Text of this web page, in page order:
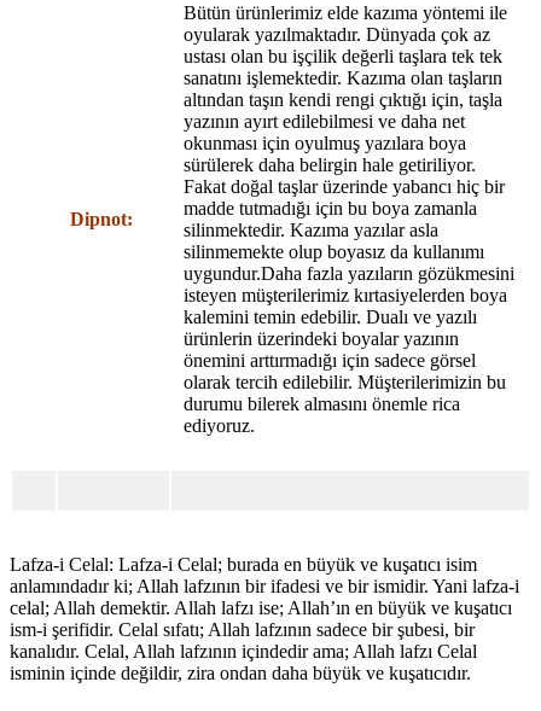
Dipnot:
Bütün ürünlerimiz elde kazıma yöntemi ile
oyularak yazılmaktadır. Dünyada çok az
ustası olan bu işçilik değerli taşlara tek tek
sanatını işlemektedir. Kazıma olan taşların
altından taşın kendi rengi çıktığı için, taşla
yazının ayırt edilebilmesi ve daha net
okunması için oyulmuş yazılara boya
sürülerek daha belirgin hale getiriliyor.
Fakat doğal taşlar üzerinde yabancı hiç bir
madde tutmadığı için bu boya zamanla
silinmektedir. Kazıma yazılar asla
silinmemekte olup boyasız da kullanımı
uygundur.Daha fazla yazıların gözükmesini
isteyen müşterilerimiz kırtasiyelerden boya
kalemini temin edebilir. Dualı ve yazılı
ürünlerin üzerindeki boyalar yazının
önemini arttırmadığı için sadece görsel
olarak tercih edilebilir. Müşterilerimizin bu
durumu bilerek almasını önemle rica
ediyoruz.
Lafza-i Celal: Lafza-i Celal; burada en büyük ve kuşatıcı isim
anlamındadır ki; Allah lafzının bir ifadesi ve bir ismidir. Yani lafza-i
celal; Allah demektir. Allah lafzı ise; Allah’ın en büyük ve kuşatıcı
ism-i şerifidir. Celal sıfatı; Allah lafzının sadece bir şubesi, bir
kanalıdır. Celal, Allah lafzının içindedir ama; Allah lafzı Celal
isminin içinde değildir, zira ondan daha büyük ve kuşatıcıdır.